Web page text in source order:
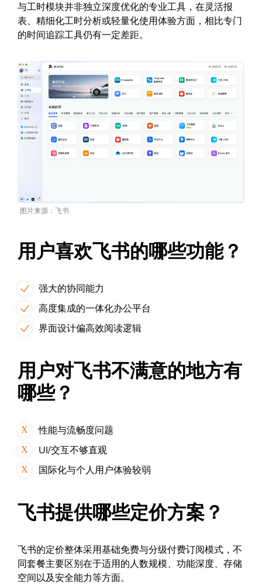
与工时模块并非独立深度优化的专业工具，在灵活报
表、精细化工时分析或轻量化使用体验方面，相比专门
的时间追踪工具仍有一定差距。
图片来源：飞书
用户喜欢飞书的哪些功能？
强大的协同能力
高度集成的一体化办公平台
界面设计偏高效阅读逻辑
用户对飞书不满意的地方有
哪些？
性能与流畅度问题
UI/交互不够直观
国际化与个人用户体验较弱
飞书提供哪些定价方案？
飞书的定价整体采用基础免费与分级付费订阅模式，不
同套餐主要区别在于适用的人数规模、功能深度、存储
空间以及安全能力等方面。